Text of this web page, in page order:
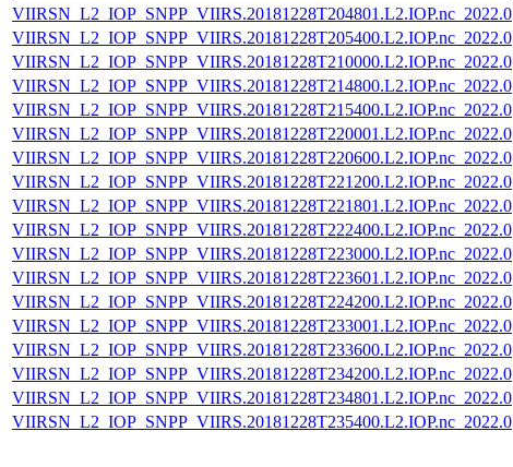
VIIRSN_L2_IOP_SNPP_VIIRS.20181228T204801.L2.IOP.nc_2022.0
VIIRSN_L2_IOP_SNPP_VIIRS.20181228T205400.L2.IOP.nc_2022.0
VIIRSN_L2_IOP_SNPP_VIIRS.20181228T210000.L2.IOP.nc_2022.0
VIIRSN_L2_IOP_SNPP_VIIRS.20181228T214800.L2.IOP.nc_2022.0
VIIRSN_L2_IOP_SNPP_VIIRS.20181228T215400.L2.IOP.nc_2022.0
VIIRSN_L2_IOP_SNPP_VIIRS.20181228T220001.L2.IOP.nc_2022.0
VIIRSN_L2_IOP_SNPP_VIIRS.20181228T220600.L2.IOP.nc_2022.0
VIIRSN_L2_IOP_SNPP_VIIRS.20181228T221200.L2.IOP.nc_2022.0
VIIRSN_L2_IOP_SNPP_VIIRS.20181228T221801.L2.IOP.nc_2022.0
VIIRSN_L2_IOP_SNPP_VIIRS.20181228T222400.L2.IOP.nc_2022.0
VIIRSN_L2_IOP_SNPP_VIIRS.20181228T223000.L2.IOP.nc_2022.0
VIIRSN_L2_IOP_SNPP_VIIRS.20181228T223601.L2.IOP.nc_2022.0
VIIRSN_L2_IOP_SNPP_VIIRS.20181228T224200.L2.IOP.nc_2022.0
VIIRSN_L2_IOP_SNPP_VIIRS.20181228T233001.L2.IOP.nc_2022.0
VIIRSN_L2_IOP_SNPP_VIIRS.20181228T233600.L2.IOP.nc_2022.0
VIIRSN_L2_IOP_SNPP_VIIRS.20181228T234200.L2.IOP.nc_2022.0
VIIRSN_L2_IOP_SNPP_VIIRS.20181228T234801.L2.IOP.nc_2022.0
VIIRSN_L2_IOP_SNPP_VIIRS.20181228T235400.L2.IOP.nc_2022.0